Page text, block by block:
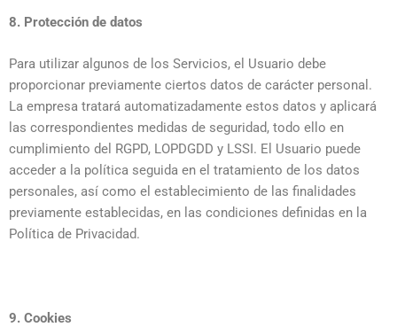
8. Protección de datos
Para utilizar algunos de los Servicios, el Usuario debe
proporcionar previamente ciertos datos de carácter personal.
La empresa tratará automatizadamente estos datos y aplicará
las correspondientes medidas de seguridad, todo ello en
cumplimiento del RGPD, LOPDGDD y LSSI. El Usuario puede
acceder a la política seguida en el tratamiento de los datos
personales, así como el establecimiento de las finalidades
previamente establecidas, en las condiciones definidas en la
Política de Privacidad.
9. Cookies